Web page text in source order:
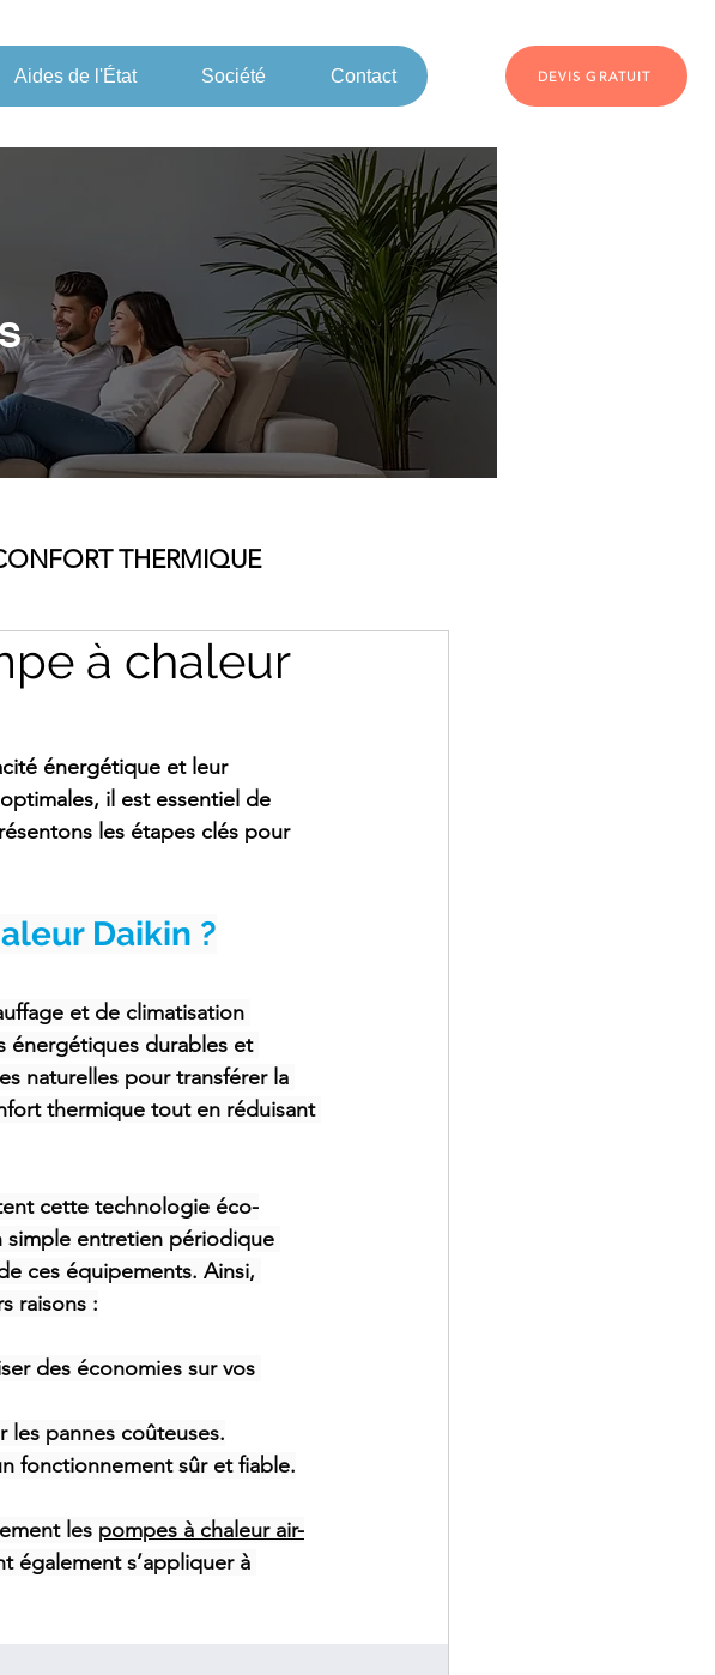
Aides de l'État Société Contact DEVIS GRATUIT
THERMIQUE
à chaleur
énergétique et leur
il est essentiel de
les étapes clés pour
Daikin ?
et de climatisation
énergétiques durables et
naturelles pour transférer la
thermique tout en réduisant
cette technologie éco-
entretien périodique
ces équipements. Ainsi,
raisons :
des économies sur vos
pannes coûteuses.
fonctionnement sûr et fiable.
les pompes à chaleur air-
également s’appliquer à